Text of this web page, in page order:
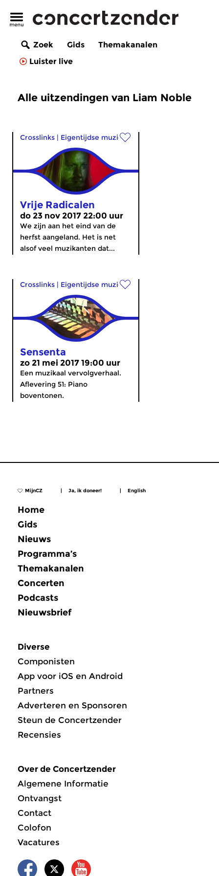
Zoek Gids
Themakanalen
Luister live
Alle uitzendingen van Liam Noble
Crosslinks | Eigentijdse muziek
Vrije Radicalen
do 23 nov 2017 22:00 uur
We zijn aan het eind van de
herfst aangeland. Het is net
alsof veel muzikanten dat...
Crosslinks | Eigentijdse muziek
Sensenta
zo 21 mei 2017 19:00 uur
Een muzikaal vervolgverhaal.
Aflevering 51: Piano
boventonen.
MijnCZ | Ja, ik doneer! | English
Home
Gids
Nieuws
Programma’s
Themakanalen
Concerten
Podcasts
Nieuwsbrief
Diverse
Componisten
App voor iOS en Android
Partners
Adverteren en Sponsoren
Steun de Concertzender
Recensies
Over de Concertzender
Algemene Informatie
Ontvangst
Contact
Colofon
Vacatures